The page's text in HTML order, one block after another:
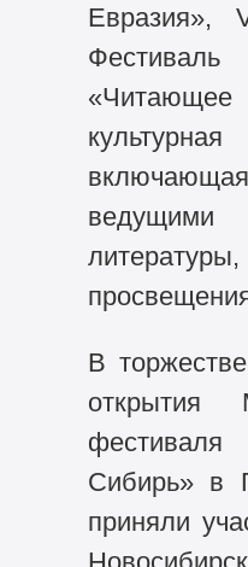
Евразия»,
Фестиваль
В
открытия
Сибирь»
приняли